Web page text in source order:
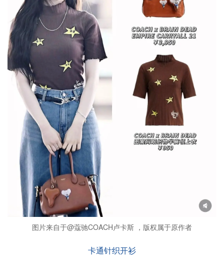
图片来自于@蔻驰COACH卢卡斯 ，版权属于原作者
卡通针织开衫